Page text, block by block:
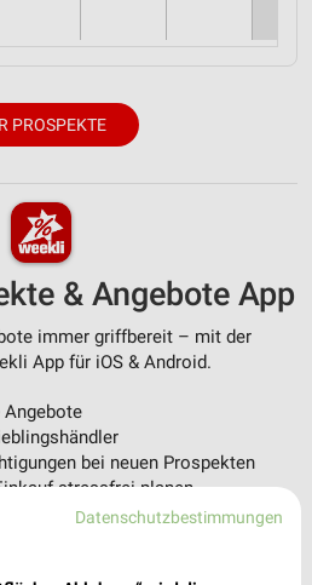
PROSPEKTE
& Angebote App
immer griffbereit – mit der
App für iOS & Android.
Angebote
bei neuen Prospekten
stressfrei planen
UND SPAREN!
Datenschutzbestimmungen